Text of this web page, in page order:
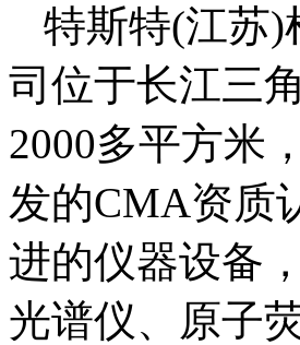
特斯特(江苏)
司位于长江三
2000多平方米
发的CMA资质
进的仪器设备
光谱仪、原子